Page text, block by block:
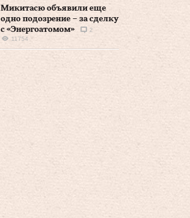
Микитасю объявили еще
одно подозрение – за сделку
с «Энергоатомом»
2
11754